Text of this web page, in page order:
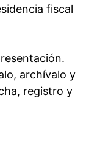
fiscal
archívalo y
registro y